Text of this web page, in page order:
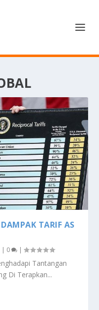
TARIF AS
| 0 |
Tantangan
Di Terapkan...